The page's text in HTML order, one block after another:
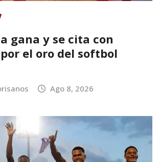
gana y se cita con
el oro del softbol
Ago 8, 2026